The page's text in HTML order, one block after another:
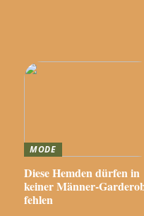
MODE
Diese Hemden dürfen in
keiner Männer-
fehlen